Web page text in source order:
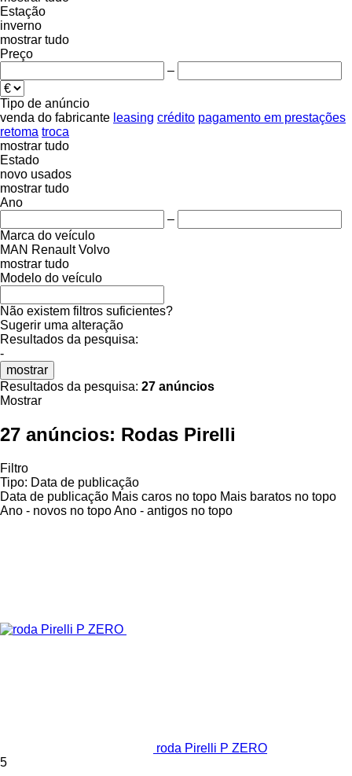
Estação
inverno
mostrar tudo
Preço
–
Tipo de anúncio
venda do fabricante leasing crédito pagamento em prestações
retoma troca
mostrar tudo
Estado
novo usados
mostrar tudo
Ano
–
Marca do veículo
MAN Renault Volvo
mostrar tudo
Modelo do veículo
Não existem filtros suficientes?
Sugerir uma alteração
Resultados da pesquisa:
-
mostrar
Resultados da pesquisa: 27 anúncios
Mostrar
27 anúncios: Rodas Pirelli
Filtro
Tipo: Data de publicação
Data de publicação Mais caros no topo Mais baratos no topo
Ano - novos no topoAno - antigos no topo
roda Pirelli P ZERO
5